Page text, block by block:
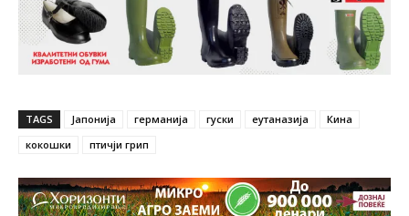
TAGS Јапонија германија гуски еутаназија
Кина
кокошки
птичји грип